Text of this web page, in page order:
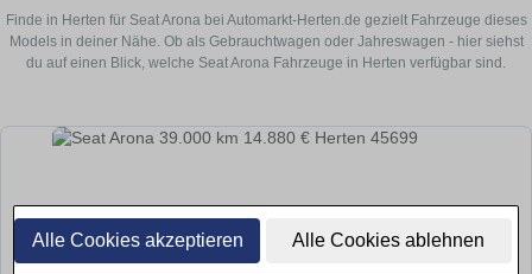
Alle Cookies akzeptieren Alle Cookies ablehnen
Finde in Herten für Seat Arona bei Automarkt-Herten.de gezielt Fahrzeuge dieses
Models in deiner Nähe. Ob als Gebrauchtwagen oder Jahreswagen - hier siehst
du auf einen Blick, welche Seat Arona Fahrzeuge in Herten verfügbar sind.